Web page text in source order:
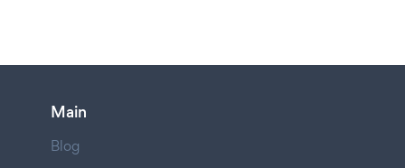
Main
Blog